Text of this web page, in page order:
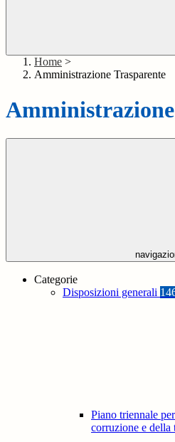
Home >
Amministrazione Trasparente
Categorie
Disposizioni generali
Piano triennale
corruzione e della